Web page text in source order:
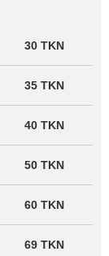
30 TKN
35 TKN
40 TKN
50 TKN
60 TKN
69 TKN